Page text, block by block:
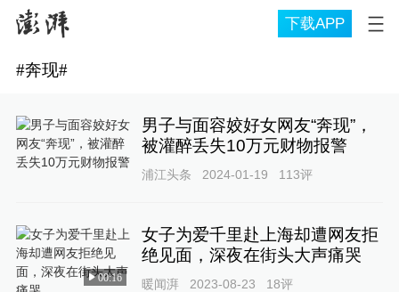
下载APP
#奔现#
男子与面容姣好女网友“奔现”，
被灌醉丢失10万元财物报警
浦江头条 2024-01-19 113评
00:16
女子为爱千里赴上海却遭网友拒
绝见面，深夜在街头大声痛哭
暖闻湃 2023-08-23 18评